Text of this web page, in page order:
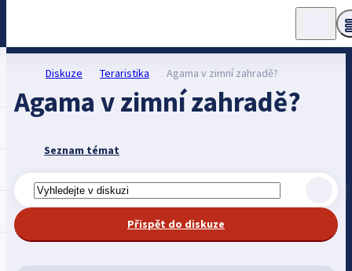
Diskuze Teraristika Agama v zimní zahradě?
Agama v zimní zahradě?
Seznam témat
Přispět do diskuze